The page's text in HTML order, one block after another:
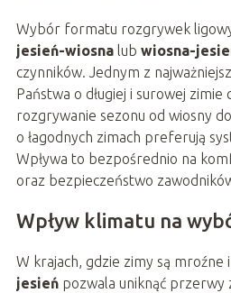
Wybór formatu rozgrywek
jesień-wiosnalub wiosna-
czynników. Jednym z
Państwa o długiej i surowej zimie
rozgrywanie sezonu od wiosny
o łagodnych zimach preferują
Wpływa to bezpośrednio na
oraz bezpieczeństwo
Wpływ klimatu na
W krajach, gdzie zimy są mroźne i
jesieńpozwala uniknąć przerwy